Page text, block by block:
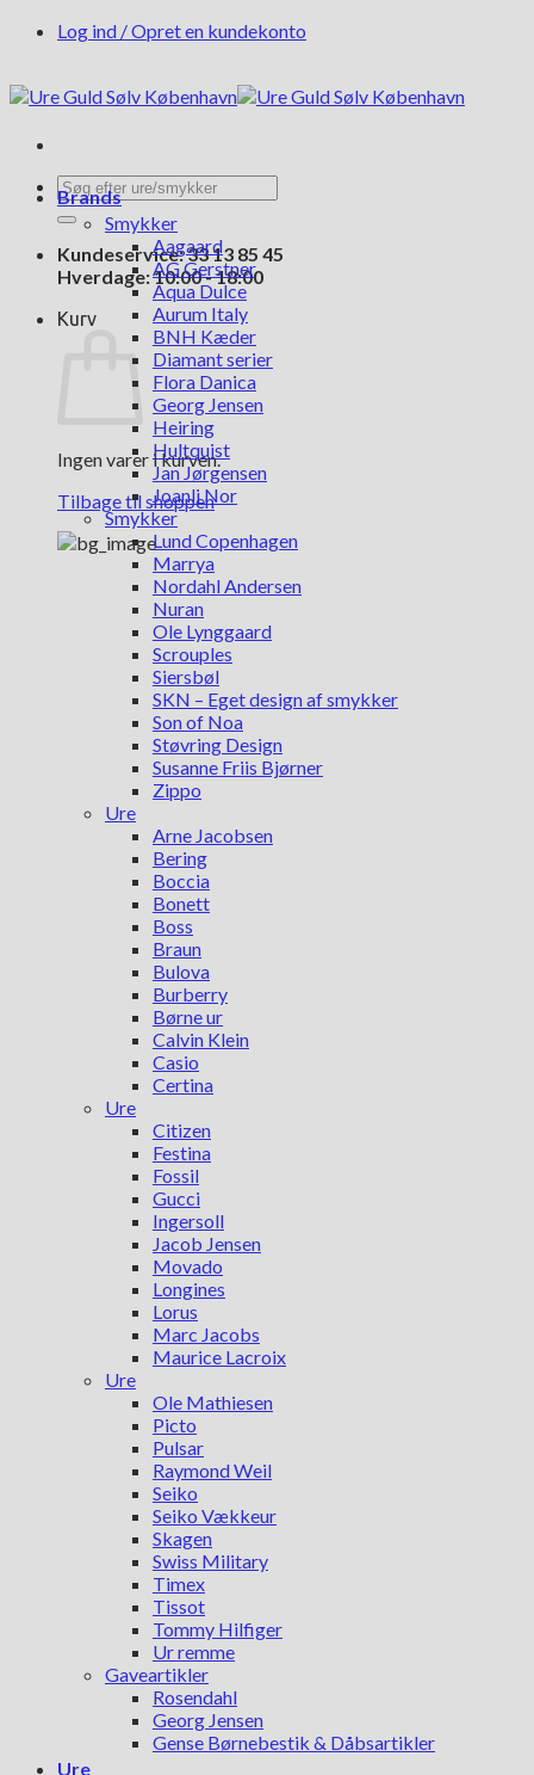
FortsætLog ind / Opret en kundekonto
Søg
efter:
Kundeservice: 33 13 85 45
Hverdage: 10:00 - 18:00
Kurv
Ingen varer i kurven.
Tilbage til shoppen
Brands
Smykker
Aagaard
AG Gerstner
Aqua Dulce
Aurum Italy
BNH Kæder
Diamant serier
Flora Danica
Georg Jensen
Heiring
Hultquist
Jan Jørgensen
Joanli Nor
Smykker
Lund Copenhagen
Marrya
Nordahl Andersen
Nuran
Ole Lynggaard
Scrouples
Siersbøl
SKN – Eget design af smykker
Son of Noa
Støvring Design
Susanne Friis Bjørner
Zippo
Ure
Arne Jacobsen
Bering
Boccia
Bonett
Boss
Braun
Bulova
Burberry
Børne ur
Calvin Klein
Casio
Certina
Ure
Citizen
Festina
Fossil
Gucci
Ingersoll
Jacob Jensen
Movado
Longines
Lorus
Marc Jacobs
Maurice Lacroix
Ure
Ole Mathiesen
Picto
Pulsar
Raymond Weil
Seiko
Seiko Vækkeur
Skagen
Swiss Military
Timex
Tissot
Tommy Hilfiger
Ur remme
Gaveartikler
Rosendahl
Georg Jensen
Gense Børnebestik & Dåbsartikler
Ure